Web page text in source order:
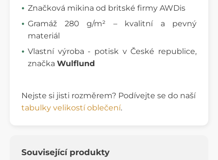
Značková mikina od britské firmy AWDis
Gramáž 280 g/m² – kvalitní a pevný
materiál
Vlastní výroba - potisk v České republice,
značka Wulflund
Nejste si jisti rozměrem? Podívejte se do naší
tabulky velikostí oblečení.
Související produkty